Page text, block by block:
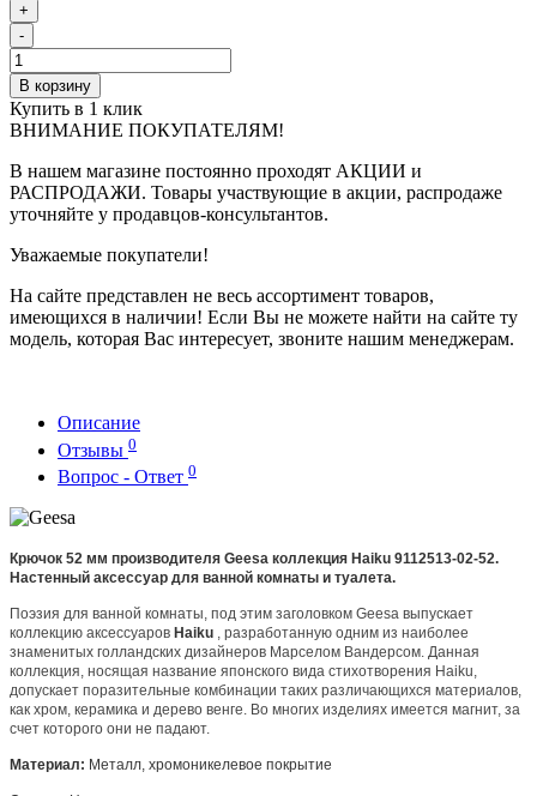
+
-
В корзину
Купить в 1 клик
ВНИМАНИЕ ПОКУПАТЕЛЯМ!
В нашем магазине постоянно проходят АКЦИИ и
РАСПРОДАЖИ. Товары участвующие в акции, распродаже
уточняйте у продавцов-консультантов.
Уважаемые покупатели!
На сайте представлен не весь ассортимент товаров,
имеющихся в наличии! Если Вы не можете найти на сайте ту
модель, которая Вас интересует, звоните нашим менеджерам.
Описание
Отзывы 0
Вопрос - Ответ 0
Крючок 52 мм производителя Geesa коллекция Haiku 9112513-02-52.
Настенный аксессуар для ванной комнаты и туалета.
Поэзия для ванной комнаты, под этим заголовком Geesa выпускает
коллекцию аксессуаров Haiku , разработанную одним из наиболее
знаменитых голландских дизайнеров Марселом Вандерсом. Данная
коллекция, носящая название японского вида стихотворения Haiku,
допускает поразительные комбинации таких различающихся материалов,
как хром, керамика и дерево венге. Во многих изделиях имеется магнит, за
счет которого они не падают.
Материал: Металл, хромоникелевое покрытие